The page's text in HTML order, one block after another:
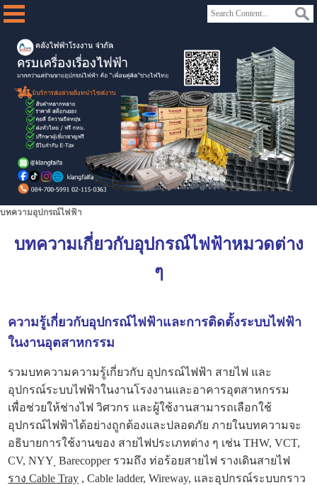
บทความอุปกรณ์ไฟฟ้า
บทความเกี่ยวกับอุปกรณ์ไฟฟ้าหมวดต่าง
ๆ
ความรู้เกี่ยวกับอุปกรณ์ไฟฟ้าและการติดตั้งระบบไฟฟ้า
ในงานอุตสาหกรรม
รวมบทความความรู้เกี่ยวกับ อุปกรณ์ไฟฟ้า สายไฟ และ
อุปกรณ์ระบบไฟฟ้าในงานโรงงานและอาคารอุตสาหกรรม
เพื่อช่วยให้ช่างไฟ วิศวกร และผู้ใช้งานสามารถเลือกใช้
อุปกรณ์ไฟฟ้าได้อย่างถูกต้องและปลอดภัย ภายในบทความจะ
อธิบายการใช้งานของ สายไฟประเภทต่าง ๆ เช่น THW, VCT,
CV, NYY ฺ Barecopper รวมถึง ท่อร้อยสายไฟ รางเดินสายไฟ
ราง Cable Tray , Cable ladder, Wireway, และอุปกรณ์ระบบกราว